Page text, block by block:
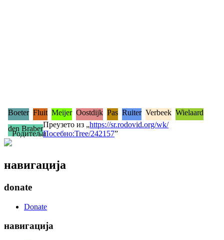
Родитељи
Boeter Fluit Meijer Oostdijk Pas Ruiter Verbeek Wielaard
den BraberПреузето из „https://sr.rodovid.org/wk/
Посебно:Tree/242157”
навигација
donate
Donate
навигација